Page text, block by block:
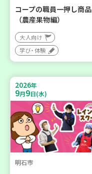
コープの職員一押し商品
（農産果物編）
大人向け
学び・体験
2026年
9月9日(水)
明石市